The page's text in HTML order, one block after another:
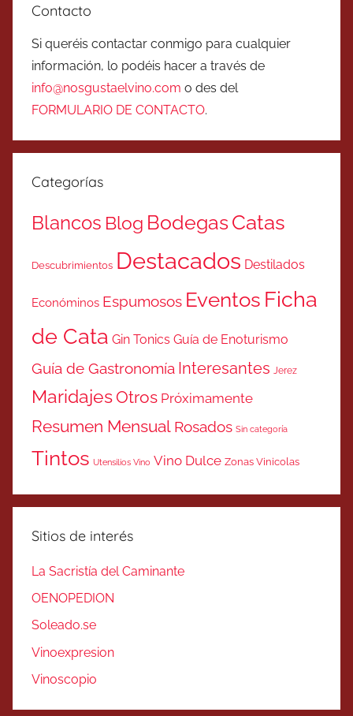
Contacto
Si queréis contactar conmigo para cualquier
información, lo podéis hacer a través de
info@nosgustaelvino.com o des del
FORMULARIO DE CONTACTO.
Categorías
Blancos Blog BodegasCatas
Descubrimientos Destacados Destilados
Económinos Espumosos Eventos Ficha
de Cata Gin Tonics Guía de Enoturismo
Guía de Gastronomía Interesantes Jerez
MaridajesOtros Próximamente
Resumen Mensual Rosados Sin categoría
Tintos Utensilios Vino Vino Dulce Zonas Vinicolas
Sitios de interés
La Sacristía del Caminante
OENOPEDION
Soleado.se
Vinoexpresion
Vinoscopio